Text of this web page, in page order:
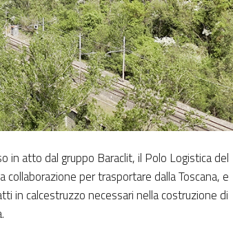
in atto dal gruppo Baraclit, il Polo Logistica del
collaborazione per trasportare dalla Toscana, e
in calcestruzzo necessari nella costruzione di